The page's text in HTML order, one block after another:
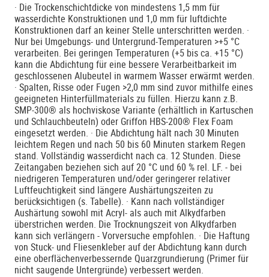
· Die Trockenschichtdicke von mindestens 1,5 mm für
wasserdichte Konstruktionen und 1,0 mm für luftdichte
Konstruktionen darf an keiner Stelle unterschritten werden. ·
Nur bei Umgebungs- und Untergrund-Temperaturen >+5 °C
verarbeiten. Bei geringen Temperaturen (+5 bis ca. +15 °C)
kann die Abdichtung für eine bessere Verarbeitbarkeit im
geschlossenen Alubeutel in warmem Wasser erwärmt werden.
· Spalten, Risse oder Fugen >2,0 mm sind zuvor mithilfe eines
geeigneten Hinterfüllmaterials zu füllen. Hierzu kann z.B.
SMP-300® als hochviskose Variante (erhältlich in Kartuschen
und Schlauchbeuteln) oder Griffon HBS-200® Flex Foam
eingesetzt werden. · Die Abdichtung hält nach 30 Minuten
leichtem Regen und nach 50 bis 60 Minuten starkem Regen
stand. Vollständig wasserdicht nach ca. 12 Stunden. Diese
Zeitangaben beziehen sich auf 20 °C und 60 % rel. LF. - bei
niedrigeren Temperaturen und/oder geringerer relativer
Luftfeuchtigkeit sind längere Aushärtungszeiten zu
berücksichtigen (s. Tabelle). · Kann nach vollständiger
Aushärtung sowohl mit Acryl- als auch mit Alkydfarben
überstrichen werden. Die Trocknungszeit von Alkydfarben
kann sich verlängern - Vorversuche empfohlen. · Die Haftung
von Stuck- und Fliesenkleber auf der Abdichtung kann durch
eine oberflächenverbessernde Quarzgrundierung (Primer für
nicht saugende Untergründe) verbessert werden.